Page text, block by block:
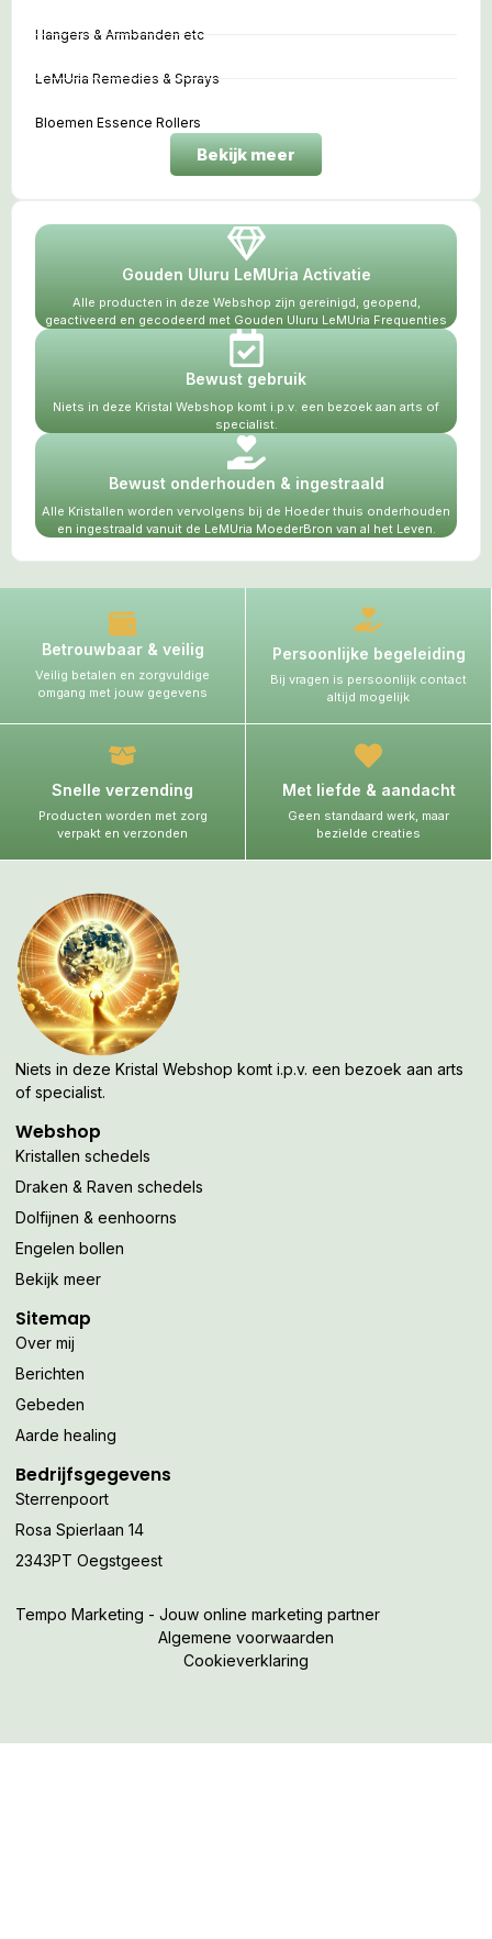
Hangers & Armbanden etc
LeMUria Remedies & Sprays
Bloemen Essence Rollers
Bekijk meer
Gouden Uluru LeMUria Activatie
Alle producten in deze Webshop zijn gereinigd, geopend,
geactiveerd en gecodeerd met Gouden Uluru LeMUria Frequenties
Bewust gebruik
Niets in deze Kristal Webshop komt i.p.v. een bezoek aan arts of
specialist.
Bewust onderhouden & ingestraald
Alle Kristallen worden vervolgens bij de Hoeder thuis onderhouden
en ingestraald vanuit de LeMUria MoederBron van al het Leven.
Betrouwbaar & veilig
Veilig betalen en zorgvuldige
omgang met jouw gegevens
Persoonlijke begeleiding
Bij vragen is persoonlijk contact
altijd mogelijk
Snelle verzending
Producten worden met zorg
verpakt en verzonden
Met liefde & aandacht
Geen standaard werk, maar
bezielde creaties
Niets in deze Kristal Webshop komt i.p.v. een bezoek aan arts
of specialist.
Webshop
Kristallen schedels
Draken & Raven schedels
Dolfijnen & eenhoorns
Engelen bollen
Bekijk meer
Sitemap
Over mij
Berichten
Gebeden
Aarde healing
Bedrijfsgegevens
Sterrenpoort
Rosa Spierlaan 14
2343PT Oegstgeest
Tempo Marketing - Jouw online marketing partner
Algemene voorwaarden
Cookieverklaring